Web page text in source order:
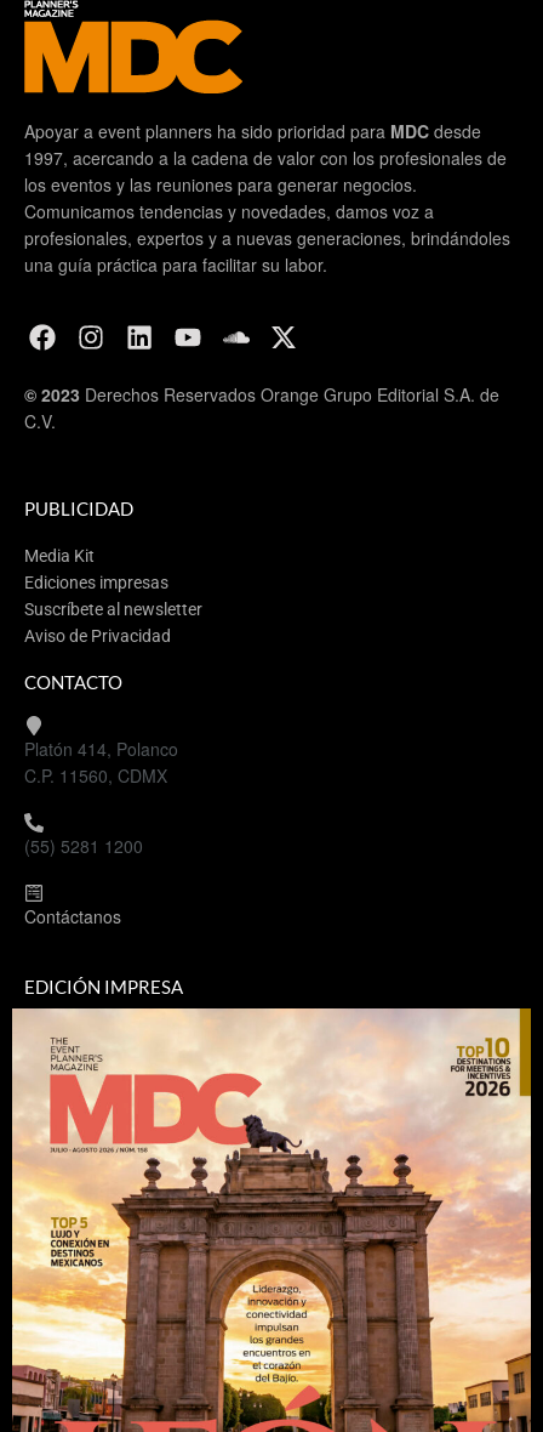
Apoyar a event planners ha sido prioridad para MDC desde
1997, acercando a la cadena de valor con los profesionales de
los eventos y las reuniones para generar negocios.
Comunicamos tendencias y novedades, damos voz a
profesionales, expertos y a nuevas generaciones, brindándoles
una guía práctica para facilitar su labor.
© 2023 Derechos Reservados Orange Grupo Editorial S.A. de
C.V.
PUBLICIDAD
Media Kit
Ediciones impresas
Suscríbete al newsletter
Aviso de Privacidad
CONTACTO
Platón 414, Polanco
C.P. 11560, CDMX
(55) 5281 1200
Contáctanos
EDICIÓN IMPRESA